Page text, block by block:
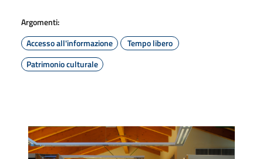
Argomenti:
Accesso all'informazione
Tempo libero
Patrimonio culturale